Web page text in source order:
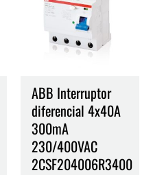
ABB Interruptor
diferencial 4x40A
300mA
230/400VAC
2CSF204006R3400